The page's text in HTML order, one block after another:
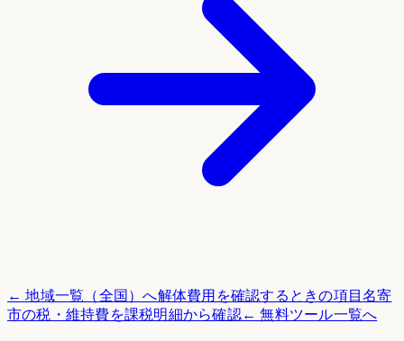
← 地域一覧（全国）へ解体費用を確認するときの項目名寄
市の税・維持費を課税明細から確認← 無料ツール一覧へ